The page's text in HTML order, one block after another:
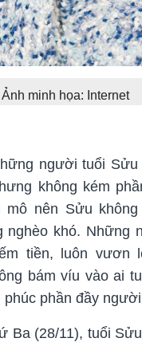
Ảnh minh họa: Internet
người tuổi Sửu
không kém
nên Sửu
nghèo khó. Những
tiền, luôn vươn
bám víu vào ai
phúc phần đầy
Ba (28/11), tuổi